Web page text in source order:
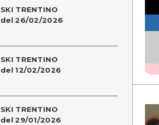
SKI TRENTINO
del 26/02/2026
SKI TRENTINO
del 12/02/2026
SKI TRENTINO
del 29/01/2026